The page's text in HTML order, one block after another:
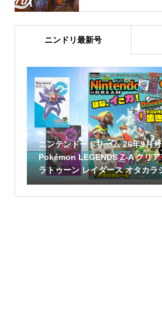
ニンドリ最新号
ニンテンドードリーム 26年9月
Pokémon LEGENDS Z-A クリア
ラトゥーン レイダース オタカラ